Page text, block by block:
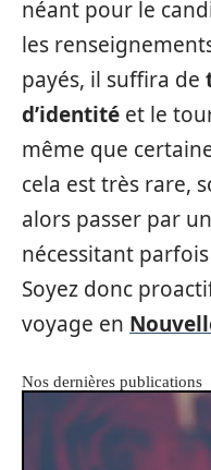
néant pour le
les
payés, il suffira de
d’identité et le
même que
cela est très rare,
alors passer par
nécessitant
Soyez donc
voyage en
Nos dernières publications